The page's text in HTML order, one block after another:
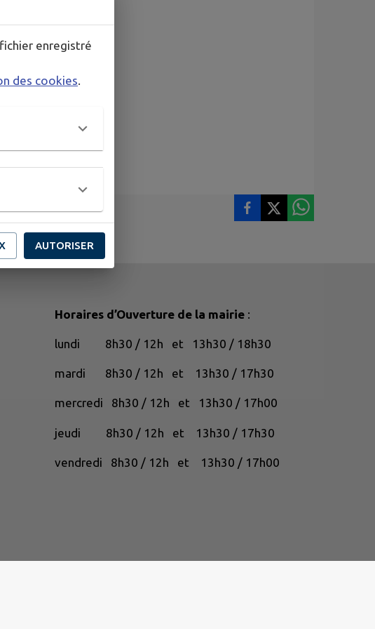
Horaires d’Ouverture de la mairie :
lundi 8h30 / 12h et 13h30 / 18h30
mardi 8h30 / 12h et 13h30 / 17h30
mercredi 8h30 / 12h et 13h30 / 17h00
jeudi 8h30 / 12h et 13h30 / 17h30
vendredi 8h30 / 12h et 13h30 / 17h00
enregistré
des cookies.
AUTORISER